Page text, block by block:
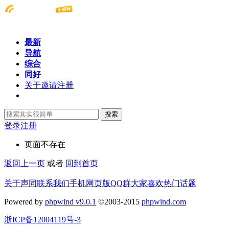
最新
导航
综合
同好
关于邀请注册
搜索
登录注册
页面不存在
返回上一页 或者 回到首页
关于声同联系我们手机网页版QQ群大家喜欢热门话题
Powered by phpwind v9.0.1 ©2003-2015 phpwind.com
浙ICP备12004119号-3